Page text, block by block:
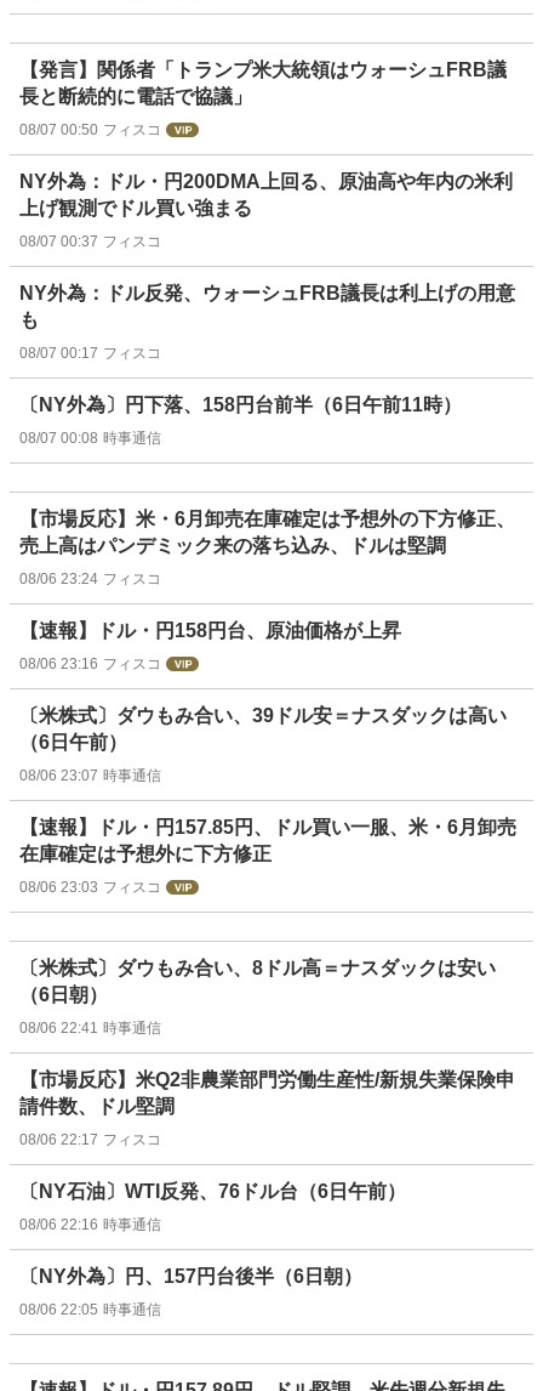
【発言】関係者「トランプ米大統領はウォーシュFRB議
長と断続的に電話で協議」
08/07 00:50 フィスコ
NY外為：ドル・円200DMA上回る、原油高や年内の米利
上げ観測でドル買い強まる
08/07 00:37 フィスコ
NY外為：ドル反発、ウォーシュFRB議長は利上げの用意
も
08/07 00:17 フィスコ
〔NY外為〕円下落、158円台前半（6日午前11時）
08/07 00:08 時事通信
【市場反応】米・6月卸売在庫確定は予想外の下方修正、
売上高はパンデミック来の落ち込み、ドルは堅調
08/06 23:24 フィスコ
【速報】ドル・円158円台、原油価格が上昇
08/06 23:16 フィスコ
〔米株式〕ダウもみ合い、39ドル安＝ナスダックは高い
（6日午前）
08/06 23:07 時事通信
【速報】ドル・円157.85円、ドル買い一服、米・6月卸売
在庫確定は予想外に下方修正
08/06 23:03 フィスコ
〔米株式〕ダウもみ合い、8ドル高＝ナスダックは安い
（6日朝）
08/06 22:41 時事通信
【市場反応】米Q2非農業部門労働生産性/新規失業保険申
請件数、ドル堅調
08/06 22:17 フィスコ
〔NY石油〕WTI反発、76ドル台（6日午前）
08/06 22:16 時事通信
〔NY外為〕円、157円台後半（6日朝）
08/06 22:05 時事通信